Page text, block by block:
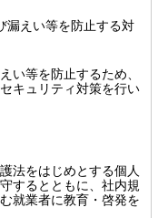
漏えい等を防止する対
い等を防止するため、
キュリティ対策を行い
法をはじめとする個人
するとともに、社内規
就業者に教育・啓発を